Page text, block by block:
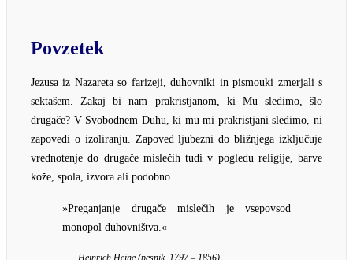
Povzetek
Jezusa iz Nazareta so farizeji, duhovniki in pismouki zmerjali s
sektašem. Zakaj bi nam prakristjanom, ki Mu sledimo, šlo
drugače? V Svobodnem Duhu, ki mu mi prakristjani sledimo, ni
zapovedi o izoliranju. Zapoved ljubezni do bližnjega izključuje
vrednotenje do drugače mislečih tudi v pogledu religije, barve
kože, spola, izvora ali podobno.
»Preganjanje drugače mislečih je vsepovsod
monopol duhovništva.«
Heinrich Heine (pesnik, 1797 – 1856)